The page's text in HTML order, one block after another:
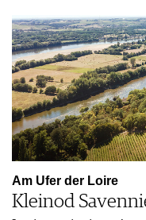
Am Ufer der Loire
Kleinod